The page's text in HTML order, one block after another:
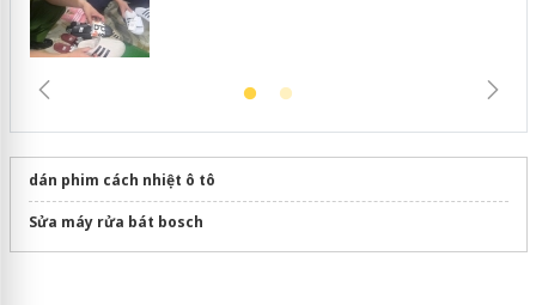
dán phim cách nhiệt ô tô
Sửa máy rửa bát bosch